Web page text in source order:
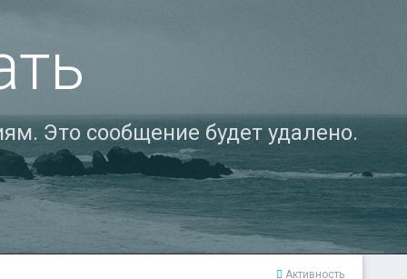
Это сообщение будет удалено.
Активность